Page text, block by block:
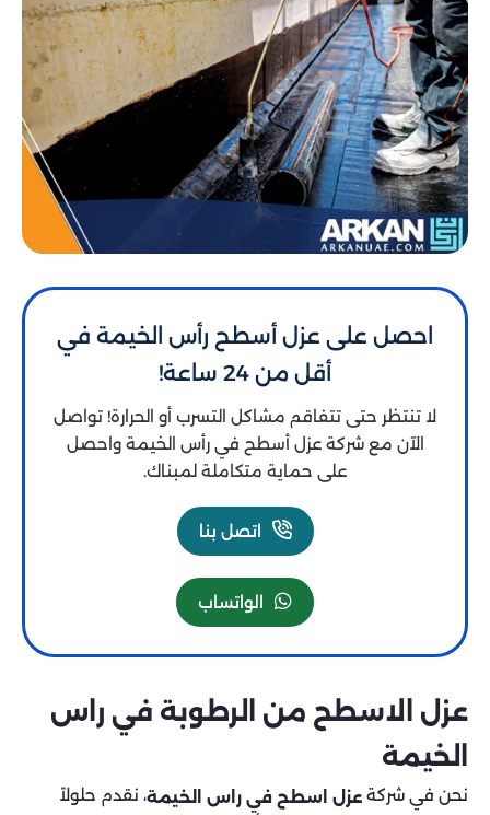
احصل على عزل أسطح رأس الخيمة في
أقل من 24 ساعة!
لا تنتظر حتى تتفاقم مشاكل التسرب أو الحرارة! تواصل
الآن مع شركة عزل أسطح في رأس الخيمة واحصل
على حماية متكاملة لمبناك.
اتصل بنا
الواتساب
عزل الاسطح من الرطوبة في راس
الخيمة
نحن في شركة عزل اسطح في راس الخيمة، نقدم حلولاً